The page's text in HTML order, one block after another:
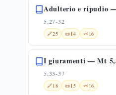
Adulterio e ripudio
5,27-32
🔗25 📜14 🗝️16
I giuramenti — Mt
5,33-37
🔗18 📜15 🗝️16